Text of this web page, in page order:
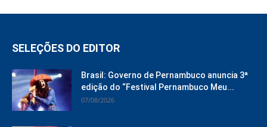
SELEÇÕES DO EDITOR
Brasil: Governo de Pernambuco anuncia 3ª
edição do “Festival Pernambuco Meu...
07/08/2026